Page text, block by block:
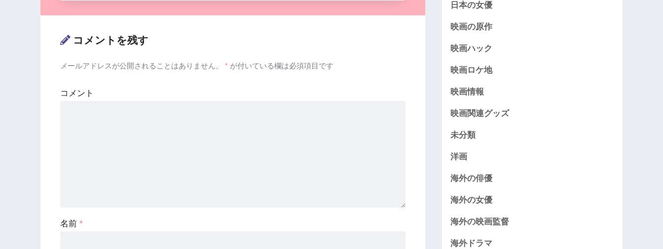
コメントを残す
メールアドレスが公開されることはありません。 * が付いている欄は必須項目です
コメント
名前 *
日本の女優
映画の原作
映画ハック
映画ロケ地
映画情報
映画関連グッズ
未分類
洋画
海外の俳優
海外の女優
海外の映画監督
海外ドラマ